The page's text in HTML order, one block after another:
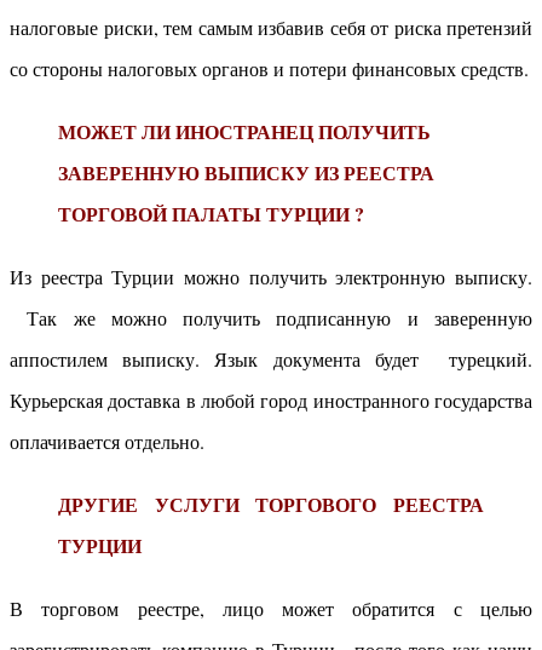
налоговые риски, тем самым избавив себя от риска претензий
со стороны налоговых органов и потери финансовых средств.
МОЖЕТ ЛИ ИНОСТРАНЕЦ ПОЛУЧИТЬ
ЗАВЕРЕННУЮ ВЫПИСКУ ИЗ РЕЕСТРА
ТОРГОВОЙ ПАЛАТЫ ТУРЦИИ ?
Из реестра Турции можно получить электронную выписку.
Так же можно получить подписанную и заверенную
аппостилем выписку. Язык документа будет турецкий.
Курьерская доставка в любой город иностранного государства
оплачивается отдельно.
ДРУГИЕ УСЛУГИ ТОРГОВОГО РЕЕСТРА
ТУРЦИИ
В торговом реестре, лицо может обратится с целью